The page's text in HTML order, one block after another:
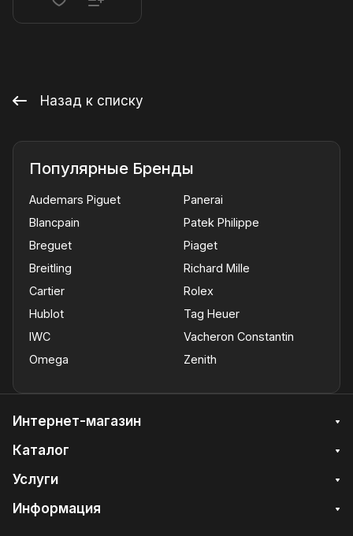
Назад к списку
Популярные Бренды
Audemars Piguet
Blancpain
Breguet
Breitling
Cartier
Hublot
IWC
Omega
Panerai
Patek Philippe
Piaget
Richard Mille
Rolex
Tag Heuer
Vacheron Constantin
Zenith
Интернет-магазин
Каталог
Услуги
Информация